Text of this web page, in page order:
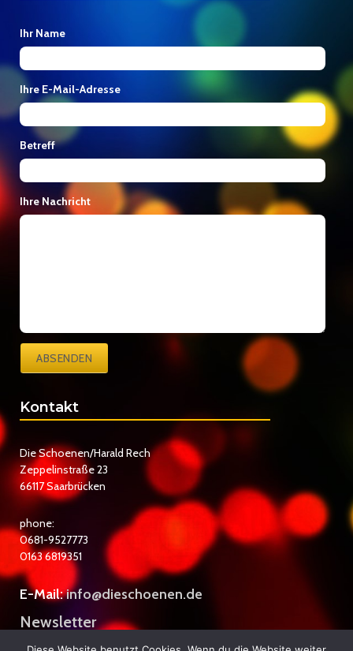
Ihr Name
Ihre E-Mail-Adresse
Betreff
Ihre Nachricht
ABSENDEN
Kontakt
Die Schoenen/Harald Rech
Zeppelinstraße 23
66117 Saarbrücken
phone:
0681-9527773
0163 6819351
E-Mail:info@dieschoenen.de
Newsletter